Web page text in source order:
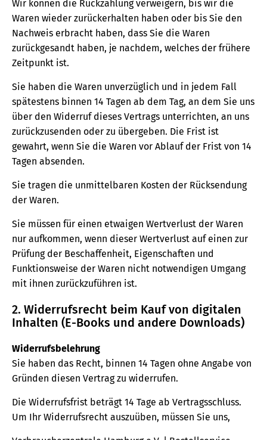
Wir können die Rückzahlung verweigern, bis wir die
Waren wieder zurückerhalten haben oder bis Sie den
Nachweis erbracht haben, dass Sie die Waren
zurückgesandt haben, je nachdem, welches der frühere
Zeitpunkt ist.
Sie haben die Waren unverzüglich und in jedem Fall
spätestens binnen 14 Tagen ab dem Tag, an dem Sie uns
über den Widerruf dieses Vertrags unterrichten, an uns
zurückzusenden oder zu übergeben. Die Frist ist
gewahrt, wenn Sie die Waren vor Ablauf der Frist von 14
Tagen absenden.
Sie tragen die unmittelbaren Kosten der Rücksendung
der Waren.
Sie müssen für einen etwaigen Wertverlust der Waren
nur aufkommen, wenn dieser Wertverlust auf einen zur
Prüfung der Beschaffenheit, Eigenschaften und
Funktionsweise der Waren nicht notwendigen Umgang
mit ihnen zurückzuführen ist.
2. Widerrufsrecht beim Kauf von digitalen
Inhalten (E-Books und andere Downloads)
Widerrufsbelehrung
Sie haben das Recht, binnen 14 Tagen ohne Angabe von
Gründen diesen Vertrag zu widerrufen.
Die Widerrufsfrist beträgt 14 Tage ab Vertragsschluss.
Um Ihr Widerrufsrecht auszuüben, müssen Sie uns,